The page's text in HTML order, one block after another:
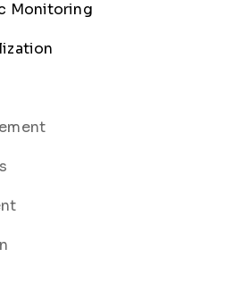
Monitoring